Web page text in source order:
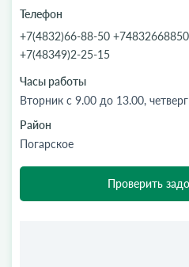
Телефон
+7(4832)66-88-50 +74832668850
+7(48349)2-25-15
Часы работы
Вторник с 9.00 до 13.00,
Район
Погарское
Проверить